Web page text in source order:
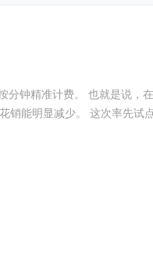
钟精准计费。 也就是说，